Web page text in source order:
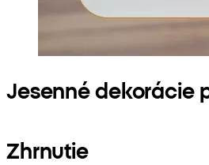
Jesenné dekorácie
Zhrnutie